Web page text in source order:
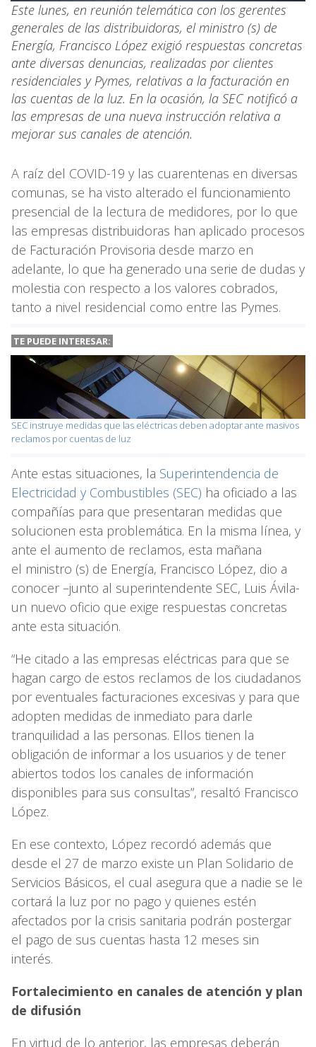
Este lunes, en reunión telemática con los gerentes
generales de las distribuidoras, el ministro (s) de
Energía, Francisco López exigió respuestas concretas
ante diversas denuncias, realizadas por clientes
residenciales y Pymes, relativas a la facturación en
las cuentas de la luz. En la ocasión, la SEC notificó a
las empresas de una nueva instrucción relativa a
mejorar sus canales de atención.
A raíz del COVID-19 y las cuarentenas en diversas
comunas, se ha visto alterado el funcionamiento
presencial de la lectura de medidores, por lo que
las empresas distribuidoras han aplicado procesos
de Facturación Provisoria desde marzo en
adelante, lo que ha generado una serie de dudas y
molestia con respecto a los valores cobrados,
tanto a nivel residencial como entre las Pymes.
TE PUEDE INTERESAR:
SEC instruye medidas que las eléctricas deben adoptar ante masivos
reclamos por cuentas de luz
Ante estas situaciones, la Superintendencia de
Electricidad y Combustibles (SEC) ha oficiado a las
compañías para que presentaran medidas que
solucionen esta problemática. En la misma línea, y
ante el aumento de reclamos, esta mañana
el ministro (s) de Energía, Francisco López, dio a
conocer –junto al superintendente SEC, Luis Ávila-
un nuevo oficio que exige respuestas concretas
ante esta situación.
“He citado a las empresas eléctricas para que se
hagan cargo de estos reclamos de los ciudadanos
por eventuales facturaciones excesivas y para que
adopten medidas de inmediato para darle
tranquilidad a las personas. Ellos tienen la
obligación de informar a los usuarios y de tener
abiertos todos los canales de información
disponibles para sus consultas”, resaltó Francisco
López.
En ese contexto, López recordó además que
desde el 27 de marzo existe un Plan Solidario de
Servicios Básicos, el cual asegura que a nadie se le
cortará la luz por no pago y quienes estén
afectados por la crisis sanitaria podrán postergar
el pago de sus cuentas hasta 12 meses sin
interés.
Fortalecimiento en canales de atención y plan
de difusión
En virtud de lo anterior, las empresas deberán